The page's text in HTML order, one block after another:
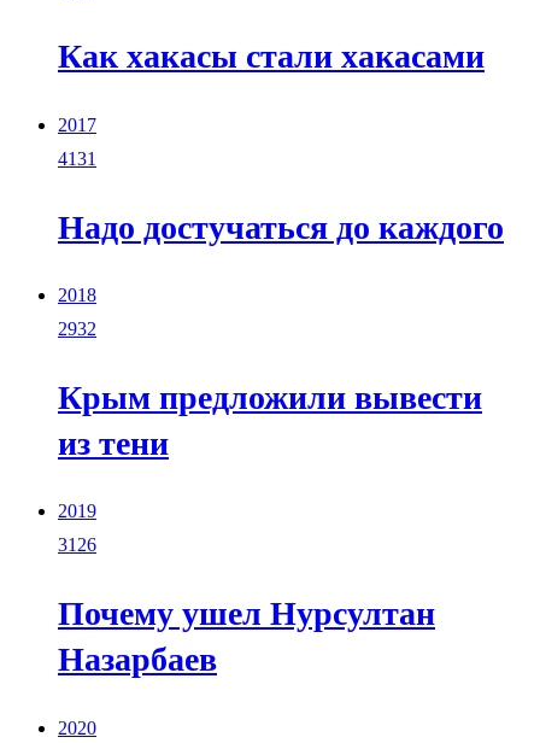
Как хакасы стали хакасами
2017
4131
Надо достучаться до каждого
2018
2932
Крым предложили вывести
из тени
2019
3126
Почему ушел Нурсултан
Назарбаев
2020